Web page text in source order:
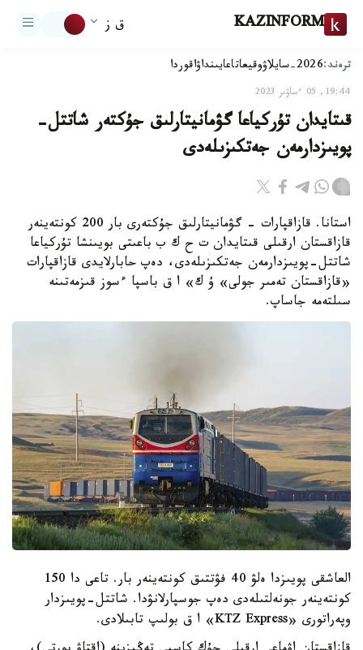
KAZINFORM ق ز
ترەند:2026-سايلاۋ وقيعاتاعايىنداۋاقوردا
19:44, 05 ءساۋىر 2023
قىتايدان تۇركياعا گۋمانيتارلىق جۇكتەر شاتتل-
پويىزدارمەن جەتكىزىلەدى
استانا. قازاقپارات - گۋمانيتارلىق جۇكتەرى بار 200 كونتەينەر
قازاقستان ارقىلى قىتايدان ت ح ك ب باعىتى بويىنشا تۇركياعا
شاتتل-پويىزدارمەن جەتكىزىلەدى، دەپ حابارلايدى قازاقپارات
«قازاقستان تەمىر جولى» ۇ ك» ا ق باسپا ءسوز قىزمەتىنە
سىلتەمە جاساپ.
العاشقى پويىزدا ەلۋ 40 فۋتتىق كونتەينەر بار. تاعى دا 150
كونتەينەر جونەلتىلەدى دەپ جوسپارلانۋدا. شاتتل-پويىزدار
وپەراتورى «KTZ Express» ا ق بولىپ تابىلادى.